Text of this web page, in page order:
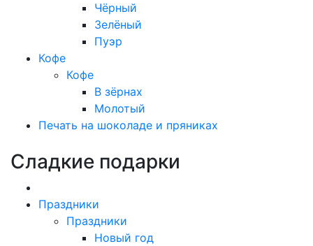
Чёрный
Зелёный
Пуэр
Кофе
Кофе
В зёрнах
Молотый
Печать на шоколаде и пряниках
Сладкие подарки
Праздники
Праздники
Новый год